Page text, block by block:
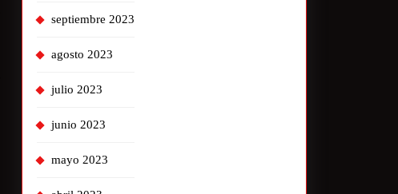
septiembre 2023
agosto 2023
julio 2023
junio 2023
mayo 2023